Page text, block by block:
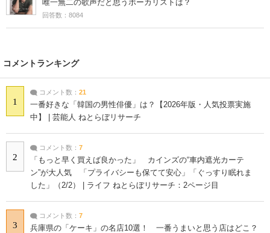
唯一無二の歌声だと思うボーカリストは？
回答数：8084
コメントランキング
1
コメント数： 21
一番好きな「韓国の男性俳優」は？【2026年版・人気投票実施
中】 | 芸能人 ねとらぼリサーチ
2
コメント数： 7
「もっと早く買えば良かった」 カインズの“車内遮光カーテ
ン”が大人気 「プライバシーも保てて安心」「ぐっすり眠れま
した」（2/2） | ライフ ねとらぼリサーチ：2ページ目
3
コメント数： 7
兵庫県の「ケーキ」の名店10選！ 一番うまいと思う店はどこ？